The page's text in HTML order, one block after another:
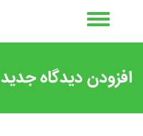
افزودن دیدگاه جدید